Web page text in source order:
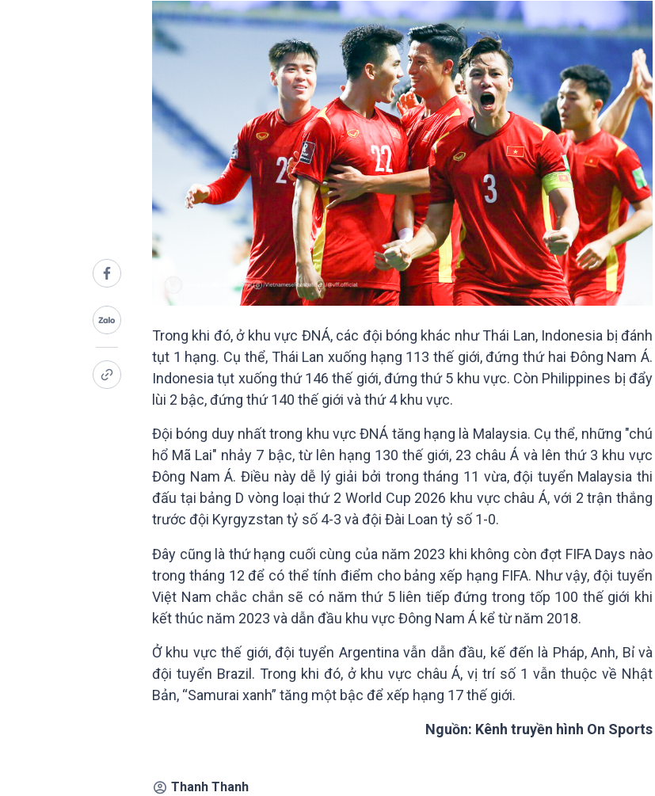
Trong khi đó, ở khu vực ĐNÁ, các đội bóng khác như Thái Lan, Indonesia bị đánh
tụt 1 hạng. Cụ thể, Thái Lan xuống hạng 113 thế giới, đứng thứ hai Đông Nam Á.
Indonesia tụt xuống thứ 146 thế giới, đứng thứ 5 khu vực. Còn Philippines bị đẩy
lùi 2 bậc, đứng thứ 140 thế giới và thứ 4 khu vực.
Đội bóng duy nhất trong khu vực ĐNÁ tăng hạng là Malaysia. Cụ thể, những "chú
hổ Mã Lai" nhảy 7 bậc, từ lên hạng 130 thế giới, 23 châu Á và lên thứ 3 khu vực
Đông Nam Á. Điều này dễ lý giải bởi trong tháng 11 vừa, đội tuyển Malaysia thi
đấu tại bảng D vòng loại thứ 2 World Cup 2026 khu vực châu Á, với 2 trận thắng
trước đội Kyrgyzstan tỷ số 4-3 và đội Đài Loan tỷ số 1-0.
Đây cũng là thứ hạng cuối cùng của năm 2023 khi không còn đợt FIFA Days nào
trong tháng 12 để có thể tính điểm cho bảng xếp hạng FIFA. Như vậy, đội tuyển
Việt Nam chắc chắn sẽ có năm thứ 5 liên tiếp đứng trong tốp 100 thế giới khi
kết thúc năm 2023 và dẫn đầu khu vực Đông Nam Á kể từ năm 2018.
Ở khu vực thế giới, đội tuyển Argentina vẫn dẫn đầu, kế đến là Pháp, Anh, Bỉ và
đội tuyển Brazil. Trong khi đó, ở khu vực châu Á, vị trí số 1 vẫn thuộc về Nhật
Bản, “Samurai xanh” tăng một bậc để xếp hạng 17 thế giới.
Nguồn: Kênh truyền hình On Sports
Thanh Thanh